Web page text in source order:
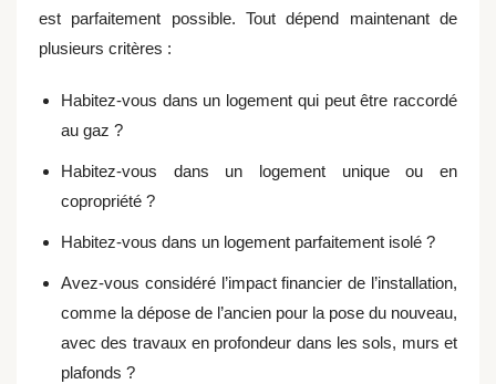
est parfaitement possible. Tout dépend maintenant de
plusieurs critères :
Habitez-vous dans un logement qui peut être raccordé
au gaz ?
Habitez-vous dans un logement unique ou en
copropriété ?
Habitez-vous dans un logement parfaitement isolé ?
Avez-vous considéré l’impact financier de l’installation,
comme la dépose de l’ancien pour la pose du nouveau,
avec des travaux en profondeur dans les sols, murs et
plafonds ?